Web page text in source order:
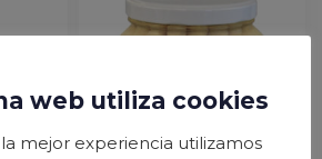
web utiliza cookies
mejor experiencia utilizamos